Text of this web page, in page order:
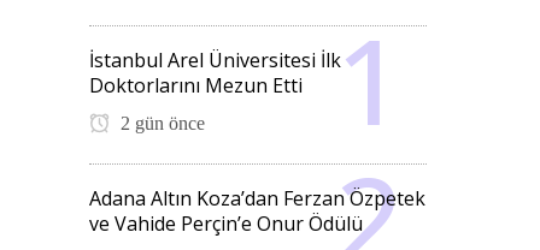
İstanbul Arel Üniversitesi İlk
Doktorlarını Mezun Etti
2 gün önce
Adana Altın Koza’dan Ferzan Özpetek
ve Vahide Perçin’e Onur Ödülü